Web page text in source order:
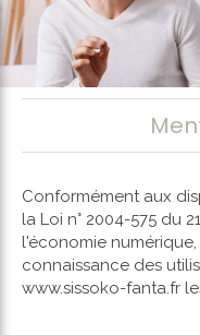
Conformément aux
la Loi n° 2004-575 du
l'économie
connaissance des
www.sissoko-fanta.fr